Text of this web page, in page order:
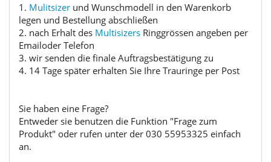
1. Mulitsizer und Wunschmodell in den Warenkorb
legen und Bestellung abschließen
2. nach Erhalt des Multisizers Ringgrössen angeben per
Emailoder Telefon
3. wir senden die finale Auftragsbestätigung zu
4. 14 Tage später erhalten Sie Ihre Trauringe per Post
Sie haben eine Frage?
Entweder sie benutzen die Funktion "Frage zum
Produkt" oder rufen unter der 030 55953325 einfach
an.